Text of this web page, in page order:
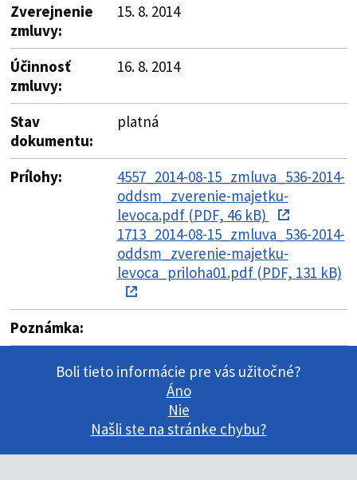
Zverejnenie
zmluvy:
15. 8. 2014
Účinnosť
zmluvy:
16. 8. 2014
Stav
dokumentu:
platná
Prílohy:
4557_2014-08-15_zmluva_536-2014-
oddsm_zverenie-majetku-
levoca.pdf (PDF, 46 kB)
1713_2014-08-15_zmluva_536-2014-
oddsm_zverenie-majetku-
levoca_priloha01.pdf (PDF, 131 kB)
Poznámka:
Boli tieto informácie pre vás užitočné?
Áno
Nie
Našli ste na stránke chybu?